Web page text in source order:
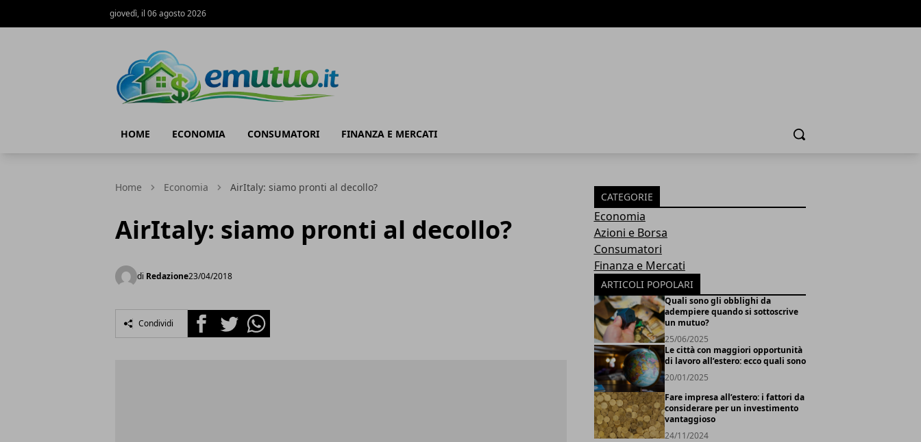
giovedì, il 06 agosto 2026
HOME ECONOMIA CONSUMATORI FINANZA E MERCATI Cerca
Home Economia AirItaly: siamo pronti al decollo?
AirItaly: siamo pronti al decollo?
di Redazione23/04/2018
Condividi FacebookTwitterWhatsapp
CATEGORIE
Economia
Azioni e Borsa
Consumatori
Finanza e Mercati
ARTICOLI POPOLARI
Quali sono gli obblighi da
adempiere quando si sottoscrive
un mutuo?
25/06/2025
Le città con maggiori opportunità
di lavoro all’estero: ecco quali sono
20/01/2025
Fare impresa all’estero: i fattori da
considerare per un investimento
vantaggioso
24/11/2024